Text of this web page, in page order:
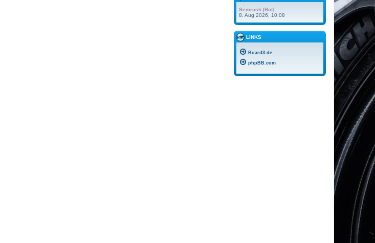
Semrush [Bot]
8. Aug 2026, 10:08
LINKS
Board3.de
phpBB.com